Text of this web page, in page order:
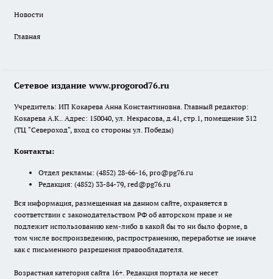
Новости
Главная
Сетевое издание www.progorod76.ru
Учредитель: ИП Кокарева Анна Константиновна. Главный редактор:
Кокарева А.К.. Адрес: 150040, ул. Некрасова, д.41, стр.1, помещение 312
(ТЦ "Североход", вход со стороны ул. Победы)
Контакты:
Отдел рекламы: (4852) 28-66-16, pro@pg76.ru
Редакция: (4852) 33-84-79, red@pg76.ru
Вся информация, размещенная на данном сайте, охраняется в
соответствии с законодательством РФ об авторском праве и не
подлежит использованию кем-либо в какой бы то ни было форме, в
том числе воспроизведению, распространению, переработке не иначе
как с письменного разрешения правообладателя.
Возрастная категория сайта 16+. Редакция портала не несет